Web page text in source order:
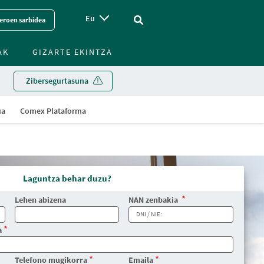
sarbidea Eu Vinculo - Buscar en la web
Comex Plataforma
Zibersegurtasuna
GIZARTE EKINTZA
Laguntza behar duzu?
Lehen abizena NAN zenbakia
Telefono mugikorra Emaila